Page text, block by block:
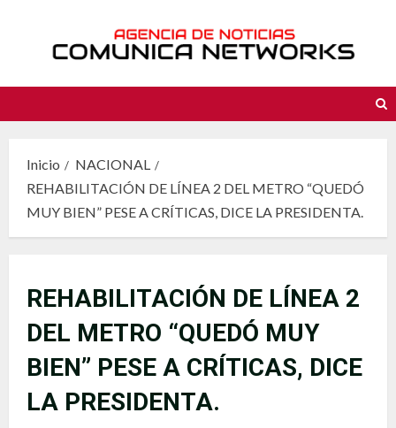
contenido
Inicio
NACIONAL
REHABILITACIÓN DE LÍNEA 2 DEL METRO “QUEDÓ
MUY BIEN” PESE A CRÍTICAS, DICE LA PRESIDENTA.
REHABILITACIÓN DE LÍNEA 2
DEL METRO “QUEDÓ MUY
BIEN” PESE A CRÍTICAS, DICE
LA PRESIDENTA.